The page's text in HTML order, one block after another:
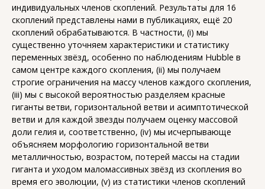
индивидуальных членов скоплений. Результаты для 16
скоплений представлены нами в публикациях, ещё 20
скоплений обрабатываются. В частности, (i) мы
существенно уточняем характеристики и статистику
переменных звёзд, особенно по наблюдениям Hubble в
самом центре каждого скопления, (ii) мы получаем
строгие ограничения на массу членов каждого скопления,
(iii) мы с высокой вероятностью разделяем красные
гиганты ветви, горизонтальной ветви и асимптотической
ветви и для каждой звезды получаем оценку массовой
доли гелия и, соответственно, (iv) мы исчерпывающе
объясняем морфологию горизонтальной ветви
металличностью, возрастом, потерей массы на стадии
гиганта и уходом маломассивных звёзд из скопления во
время его эволюции, (v) из статистики членов скоплений